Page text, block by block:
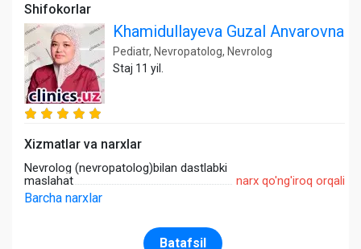
Shifokorlar
Khamidullayeva Guzal Anvarovna
Pediatr, Nevropatolog, Nevrolog
Staj 11 yil.
Xizmatlar va narxlar
Nevrolog (nevropatolog)bilan dastlabki
maslahat
narx qo'ng'iroq orqali
Barcha narxlar
Batafsil